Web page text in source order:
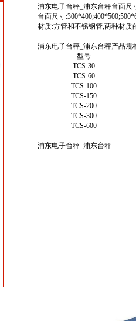
浦东电子台秤_浦东台秤台面尺
台面尺寸
材质:方管和不锈钢管,两种材质
浦东电子台秤_浦东台秤产品规
型号
TCS-30
TCS-60
TCS-100
TCS-150
TCS-200
TCS-300
TCS-600
浦东电子台秤 浦东台秤